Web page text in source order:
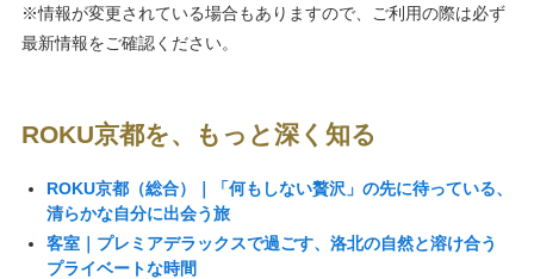
※情報が変更されている場合もありますので、ご利用の際は必ず
最新情報をご確認ください。
ROKU京都を、もっと深く知る
ROKU京都（総合）｜「何もしない贅沢」の先に待っている、
清らかな自分に出会う旅
客室｜プレミアデラックスで過ごす、洛北の自然と溶け合う
プライベートな時間